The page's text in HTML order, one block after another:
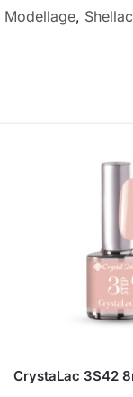
Modellage,
CrystaLac 3S42